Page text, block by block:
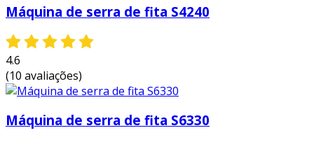
fabricação de estruturas metálicas.
produção de peças
de componentes para máquinas e
equipamentos.
manutenção industrial: continuamente
equipamentos metálicos.
Máquina de serra de fita S4240
4.6
(10 avaliações)
Máquina de serra de fita S6330